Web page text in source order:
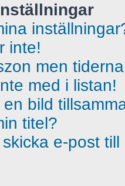
inte!
men
med i listan!
bild
titel?
e-post